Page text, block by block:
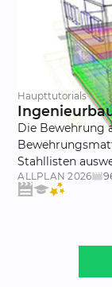
Haupttutorials
Die Bewehrung
Stahllisten
ALLPLAN 2026movie_creation